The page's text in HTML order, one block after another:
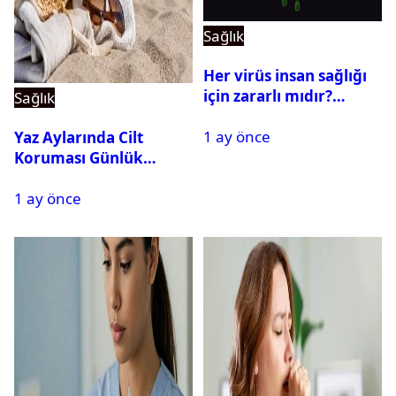
Sağlık
Yaz Aylarında Cilt
Koruması Günlük
Haline Geliyor
1 ay önce
Sağlık
Her virüs insan sağlığı
için zararlı mıdır?
nelerdir? Virüs çeşitleri
1 ay önce